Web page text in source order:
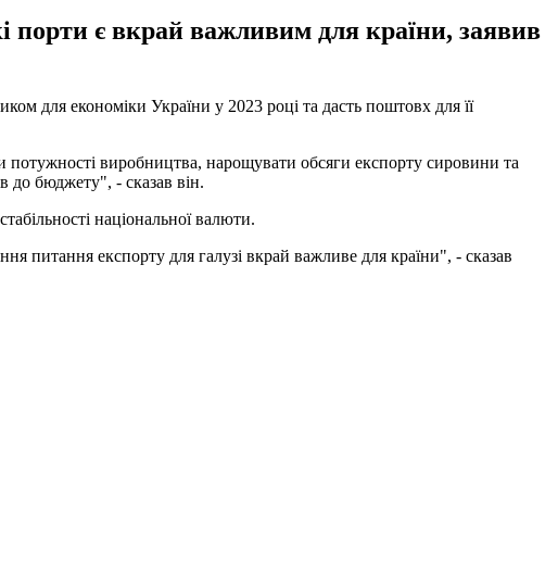
порти є вкрай важливим для країни, заявив
для економіки України у 2023 році та дасть поштовх для її
потужності виробництва, нарощувати обсяги експорту сировини та
до бюджету", - сказав він.
національної валюти.
питання експорту для галузі вкрай важливе для країни", - сказав